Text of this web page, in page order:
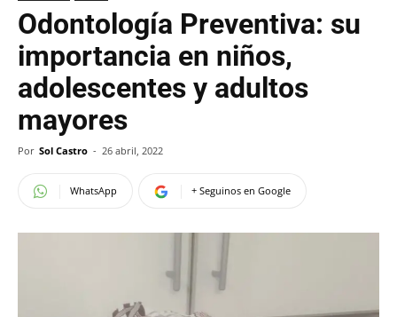
Odontología Preventiva: su
importancia en niños,
adolescentes y adultos
mayores
Por Sol Castro - 26 abril, 2022
WhatsApp + Seguinos en Google